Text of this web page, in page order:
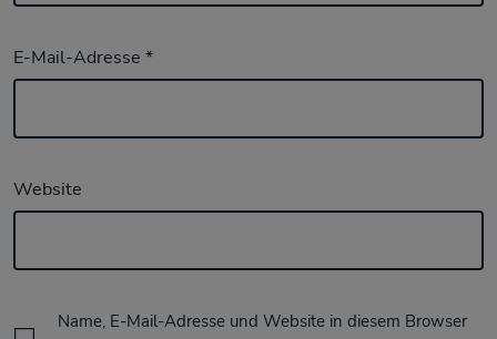
E-Mail-Adresse*
Website
Name, E-Mail-Adresse und Website in diesem Browser